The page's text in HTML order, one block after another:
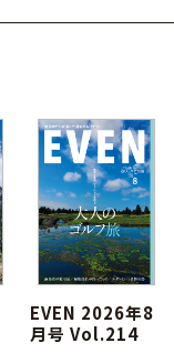
EVEN 2026年8
月号 Vol.214